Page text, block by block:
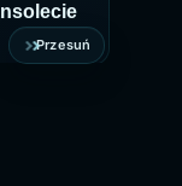
Przesuń